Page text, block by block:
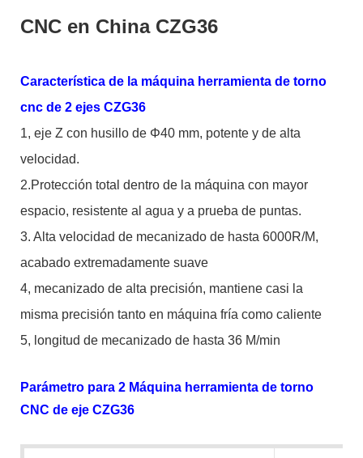
CNC en China CZG36
Característica de la máquina herramienta de torno
cnc de 2 ejes CZG36
1, eje Z con husillo de Φ40 mm, potente y de alta
velocidad.
2.Protección total dentro de la máquina con mayor
espacio, resistente al agua y a prueba de puntas.
3. Alta velocidad de mecanizado de hasta 6000R/M,
acabado extremadamente suave
4, mecanizado de alta precisión, mantiene casi la
misma precisión tanto en máquina fría como caliente
5, longitud de mecanizado de hasta 36 M/min
Parámetro para 2 Máquina herramienta de torno
CNC de eje CZG36